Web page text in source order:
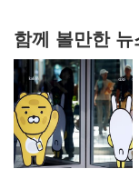
함께 볼만한 뉴